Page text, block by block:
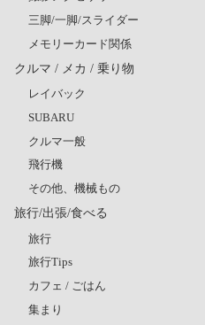
三脚/一脚/スライダー
メモリーカード関係
クルマ / メカ / 乗り物
レイバック
SUBARU
クルマ一般
飛行機
その他、機械もの
旅行/出張/食べる
旅行
旅行Tips
カフェ / ごはん
集まり